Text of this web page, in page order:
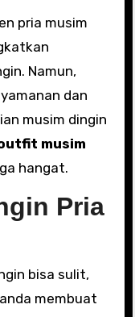
pria musim
Namun,
dan
musim dingin
musim
hangat.
Pria
bisa sulit,
membuat